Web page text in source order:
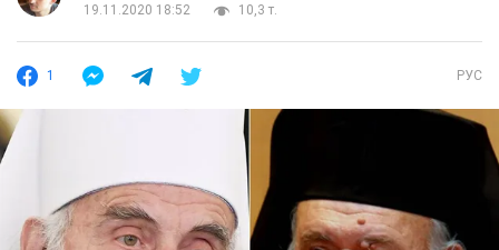
19.11.2020 18:52
10,3 т.
1 РУС